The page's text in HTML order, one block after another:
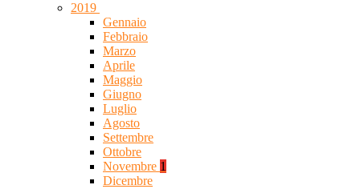
2019
Gennaio
Febbraio
Marzo
Aprile
Maggio
Giugno
Luglio
Agosto
Settembre
Ottobre
Novembre 1
Dicembre